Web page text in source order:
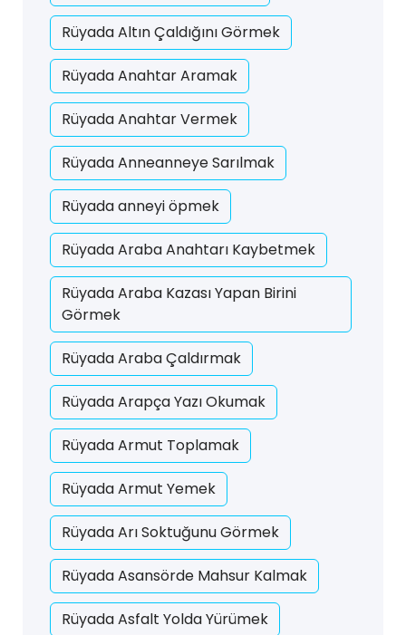
Rüyada Altın Çaldığını Görmek
Rüyada Anahtar Aramak
Rüyada Anahtar Vermek
Rüyada Anneanneye Sarılmak
Rüyada anneyi öpmek
Rüyada Araba Anahtarı Kaybetmek
Rüyada Araba Kazası Yapan Birini
Görmek
Rüyada Araba Çaldırmak
Rüyada Arapça Yazı Okumak
Rüyada Armut Toplamak
Rüyada Armut Yemek
Rüyada Arı Soktuğunu Görmek
Rüyada Asansörde Mahsur Kalmak
Rüyada Asfalt Yolda Yürümek